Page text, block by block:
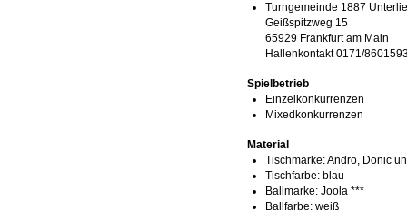
Turngemeinde 1887
Geißspitzweg 15
65929 Frankfurt am Main
Hallenkontakt 0171/
Spielbetrieb
Einzelkonkurrenzen
Mixedkonkurrenzen
Material
Tischmarke:Andro, Donic
Tischfarbe: blau
Ballmarke: Joola ***
Ballfarbe: weiß